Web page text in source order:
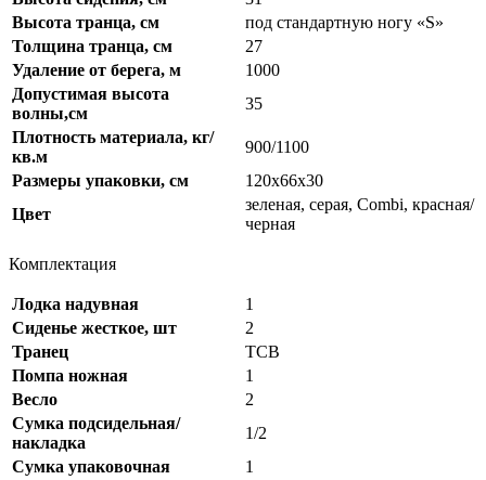
Высота транца, см
под стандартную ногу «S»
Толщина транца, см
27
Удаление от берега, м
1000
Допустимая высота
волны,см
35
Плотность материала, кг/
кв.м
900/1100
Размеры упаковки, см
120x66x30
Цвет
зеленая, серая, Combi, красная/
черная
Комплектация
Лодка надувная
1
Сиденье жесткое, шт
2
Транец
ТСВ
Помпа ножная
1
Весло
2
Сумка подсидельная/
накладка
1/2
Сумка упаковочная
1